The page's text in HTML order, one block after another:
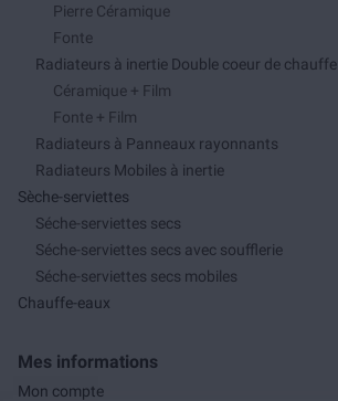
Pierre Céramique
Fonte
Radiateurs à inertie Double coeur de chauffe
Céramique + Film
Fonte + Film
Radiateurs à Panneaux rayonnants
Radiateurs Mobiles à inertie
Sèche-serviettes
Séche-serviettes secs
Séche-serviettes secs avec soufflerie
Séche-serviettes secs mobiles
Chauffe-eaux
Mes informations
Mon compte